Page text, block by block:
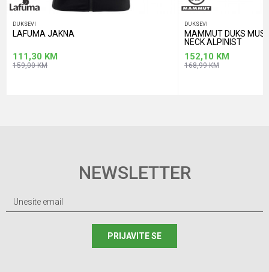
DUKSEVI
LAFUMA JAKNA
111,30 KM
159,00KM
DUKSEVI
MAMMUT DUKS
NECK ALPINIST
152,10 KM
168,99KM
NEWSLETTER
PRIJAVITE SE